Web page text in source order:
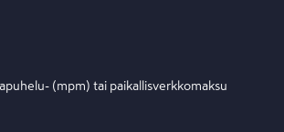
(mpm) tai paikallis­verkko­maksu